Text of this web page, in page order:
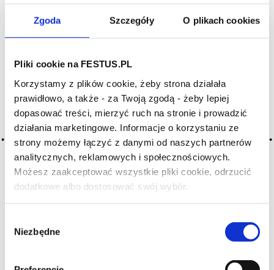
Zgoda Szczegóły O plikach cookies
Pliki cookie na FESTUS.PL
Korzystamy z plików cookie, żeby strona działała
prawidłowo, a także - za Twoją zgodą - żeby lepiej
dopasować treści, mierzyć ruch na stronie i prowadzić
działania marketingowe. Informacje o korzystaniu ze
strony możemy łączyć z danymi od naszych partnerów
analitycznych, reklamowych i społecznościowych.
Możesz zaakceptować wszystkie pliki cookie, odrzucić
dodatkowe albo dostosować swój wybór.
zgody
Niezbędne
Czy masz ukończone 18 lat?
SZUKAJ W SŁOWNIKU
HASŁA ALFABETYCZNIE:
WYBIERZ LITERĘ ALFABETU PONIŻEJ:
A B C-Ć D E F G
H I J K L-Ł M N
O-Ó P Q R S-Ś T
U V W